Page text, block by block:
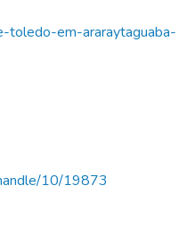
toledo-em-araraytaguaba-
10/19873